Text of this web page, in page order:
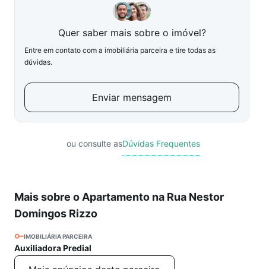
Quer saber mais sobre o imóvel?
Entre em contato com a imobiliária parceira e tire todas as
dúvidas.
Enviar mensagem
ou consulte asDúvidas Frequentes
Mais sobre o Apartamento na Rua Nestor
Domingos Rizzo
IMOBILIÁRIA PARCEIRA
Auxiliadora Predial